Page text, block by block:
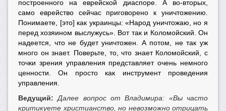
построенного на еврейской диаспоре. А во-вторых,
само еврейство сейчас приговорено к уничтожению.
Понимаете, [это] как украинцы: «Народ уничтожаю, но я
перед хозяином выслужусь». Вот так и Коломойский. Он
надеется, что не будет уничтожен. А потом, не так уж
много он знает. Поверьте, то, что знает Коломойский, с
точки зрения управления представляет очень немного
ценности. Он просто как инструмент проведения
управления.
Ведущий: Далее вопрос от Владимира: «Вы часто
критикуете христианство, но невозможно отрицать